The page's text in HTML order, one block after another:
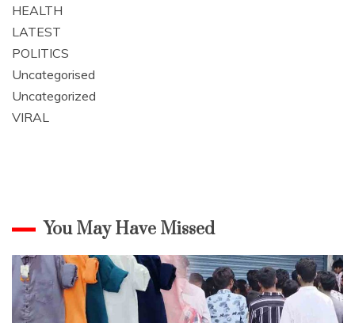
HEALTH
LATEST
POLITICS
Uncategorised
Uncategorized
VIRAL
You May Have Missed